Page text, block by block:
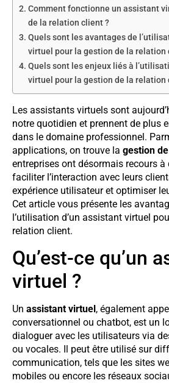
Comment fonctionne un assistant
de la relation client ?
Quels sont les avantages de
virtuel pour la gestion de la relation
Quels sont les enjeux liés à
virtuel pour la gestion de la relation
Les assistants virtuels sont
notre quotidien et prennent de plus
dans le domaine professionnel.
applications, on trouve la gestion
entreprises ont désormais recours
faciliter l’interaction avec leurs
expérience utilisateur et optimiser
Cet article vous présente les
l’utilisation d’un assistant virtuel
relation client.
Qu’est-ce qu’un
virtuel ?
Un assistant virtuel , également
conversationnel ou chatbot, est un
dialoguer avec les utilisateurs via
ou vocales. Il peut être utilisé sur
communication, tels que les sites
mobiles ou encore les réseaux